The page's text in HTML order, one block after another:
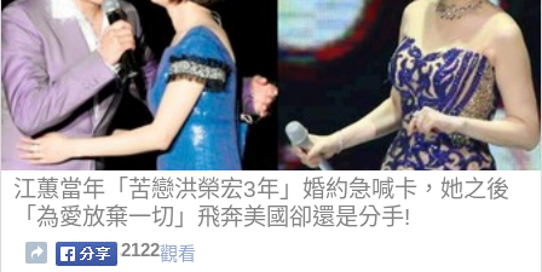
江蕙當年「苦戀洪榮宏3年」婚約急喊卡，她之後
「為愛放棄一切」飛奔美國卻還是分手!
2122觀看